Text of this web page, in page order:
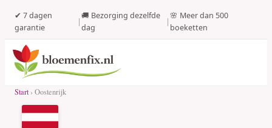
✔ 7 dagen
garantie
|
🚚 Bezorging dezelfde
dag
|
🌸 Meer dan 500
boeketten
Start› Oostenrijk